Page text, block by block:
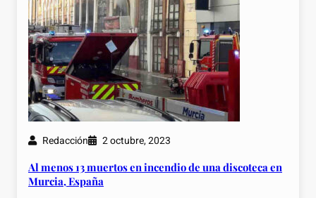
Redacción 2 octubre, 2023
Al menos 13 muertos en incendio de una discoteca en
Murcia, España